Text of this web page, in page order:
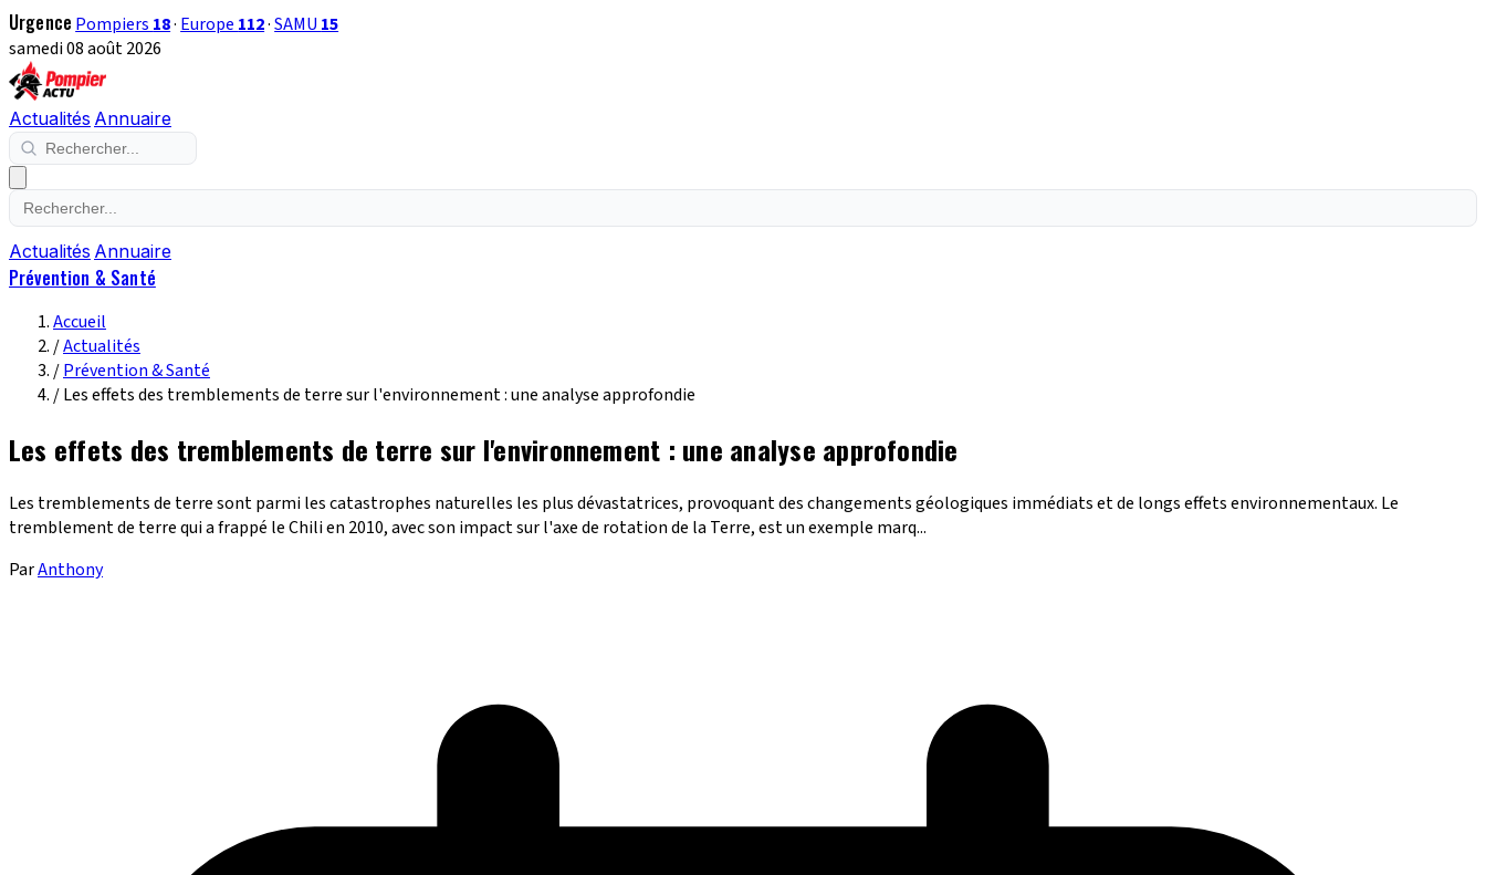
Urgence Pompiers 18· Europe 112·SAMU 15
samedi 08 août 2026
Actualités Annuaire
Actualités Annuaire
Prévention & Santé
Accueil
/Actualités
/Prévention & Santé
/Les effets des tremblements de terre sur l'environnement : une analyse approfondie
Les effets des tremblements de terre sur l'environnement : une analyse approfondie
Les tremblements de terre sont parmi les catastrophes naturelles les plus dévastatrices, provoquant des changements géologiques immédiats et de longs effets environnementaux. Le
tremblement de terre qui a frappé le Chili en 2010, avec son impact sur l'axe de rotation de la Terre, est un exemple marq...
ParAnthony